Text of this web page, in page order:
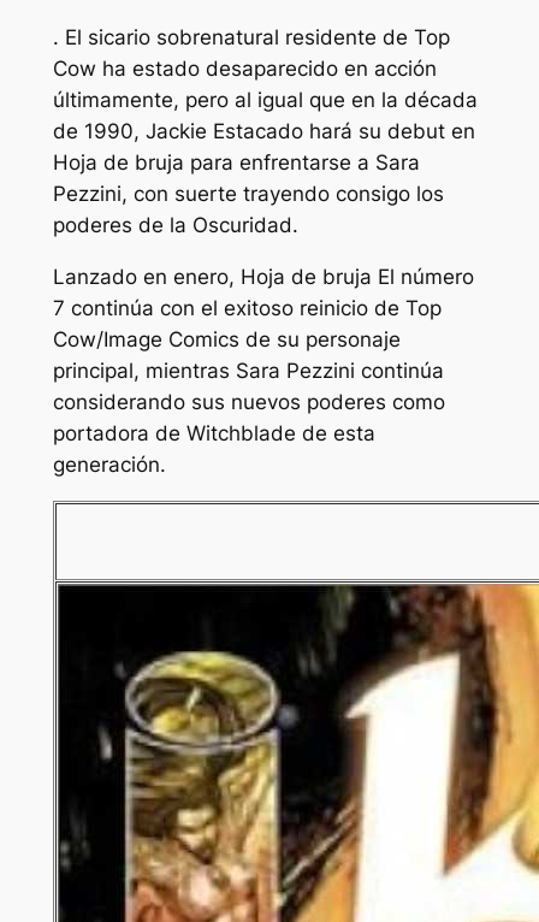
. El sicario sobrenatural residente de Top
Cow ha estado desaparecido en acción
últimamente, pero al igual que en la década
de 1990, Jackie Estacado hará su debut en
Hoja de bruja para enfrentarse a Sara
Pezzini, con suerte trayendo consigo los
poderes de la Oscuridad.
Lanzado en enero, Hoja de bruja El número
7 continúa con el exitoso reinicio de Top
Cow/Image Comics de su personaje
principal, mientras Sara Pezzini continúa
considerando sus nuevos poderes como
portadora de Witchblade de esta
generación.